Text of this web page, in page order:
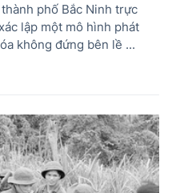
phố Bắc Ninh trực
lập một mô hình phát
không đứng bên lề ...